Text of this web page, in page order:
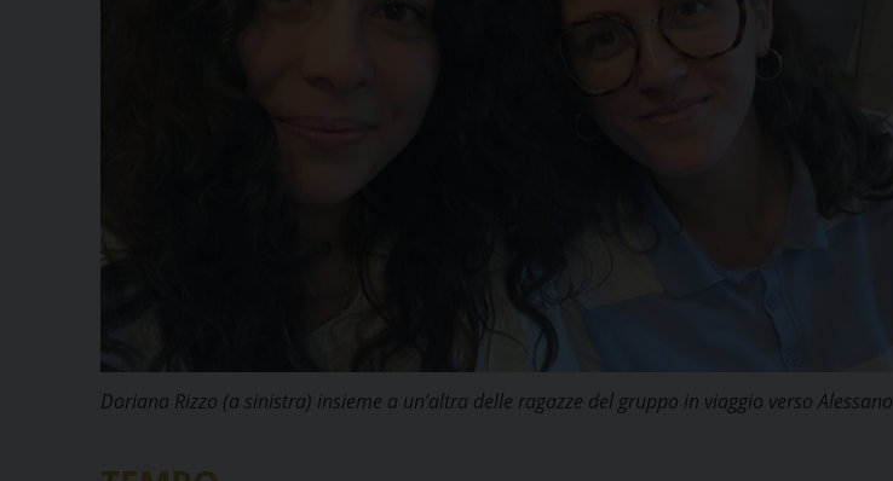
Doriana Rizzo (a sinistra) insieme a un’altra delle ragazze del gruppo in viaggio verso Alessano